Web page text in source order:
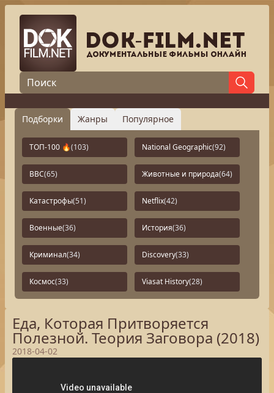
Подборки Жанры Популярное
ТОП-100 🔥(103) National Geographic(92)
BBC(65) Животные и природа(64)
Катастрофы(51) Netflix(42)
Военные(36) История(36)
Криминал(34) Discovery(33)
Космос(33) Viasat History(28)
Еда, Которая Притворяется
Полезной. Теория Заговора (2018)
2018-04-02